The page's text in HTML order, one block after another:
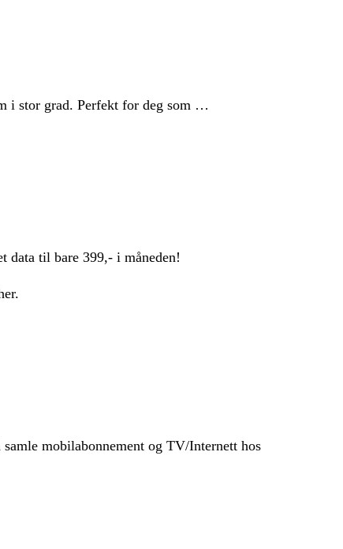
i stor grad. Perfekt for deg som …
data til bare 399,- i måneden!
mobilabonnement og TV/Internett hos